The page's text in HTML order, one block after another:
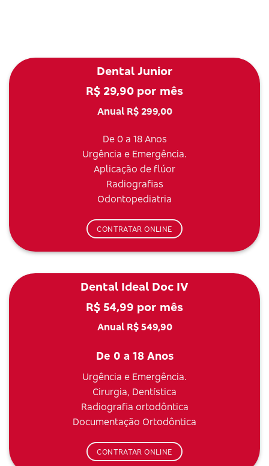
Dental Junior
R$ 29,90 por mês
Anual R$ 299,00
De 0 a 18 Anos
Urgência e Emergência.
Aplicação de flúor
Radiografias
Odontopediatria
CONTRATAR ONLINE
Dental Ideal Doc IV
R$ 54,99 por mês
Anual R$ 549,90
De 0 a 18 Anos
Urgência e Emergência.
Cirurgia, Dentística
Radiografia ortodôntica
Documentação Ortodôntica
CONTRATAR ONLINE